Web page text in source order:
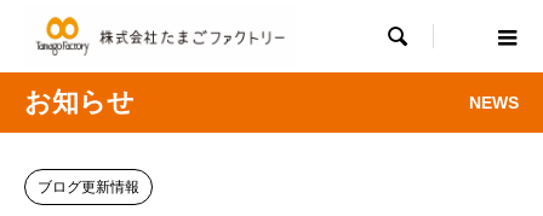

お知らせ NEWS
ブログ更新情報